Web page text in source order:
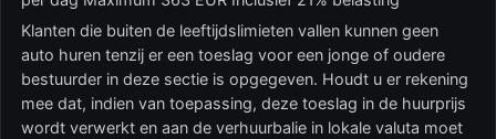
Klanten die buiten de leeftijdslimieten vallen kunnen geen
auto huren tenzij er een toeslag voor een jonge of oudere
bestuurder in deze sectie is opgegeven. Houdt u er rekening
mee dat, indien van toepassing, deze toeslag in de huurprijs
wordt verwerkt en aan de verhuurbalie in lokale valuta moet